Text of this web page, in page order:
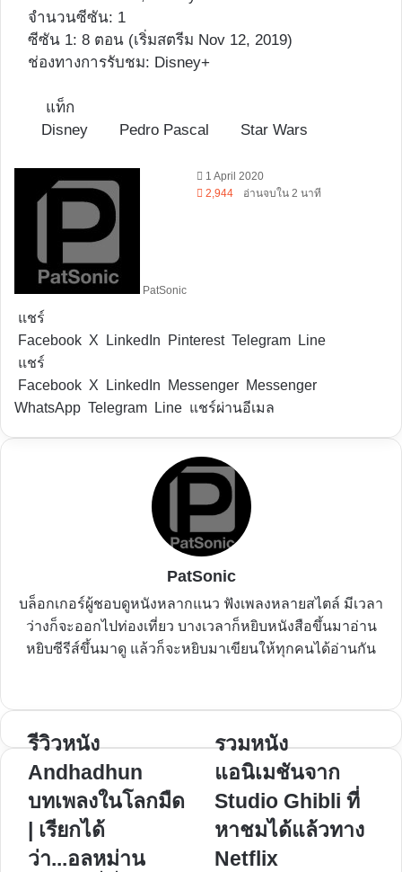
จำนวนซีซัน: 1
ซีซัน 1: 8 ตอน (เริ่มสตรีม Nov 12, 2019)
ช่องทางการรับชม: Disney+
แท็ก
Disney
Pedro Pascal Star Wars
PatSonic
Follow
on
1 April 2020
2,944
อ่านจบใน 2 นาที
แชร์
Facebook X LinkedIn Pinterest Telegram
Line
แชร์
Facebook X LinkedIn Messenger Messenger
WhatsApp Telegram Line แชร์ผ่านอีเมล
PatSonic
บล็อกเกอร์ผู้ชอบดูหนังหลากแนว ฟังเพลงหลายสไตล์ มีเวลา
ว่างก็จะออกไปท่องเที่ยว บางเวลาก็หยิบหนังสือขึ้นมาอ่าน
หยิบซีรีส์ขึ้นมาดู แล้วก็จะหยิบมาเขียนให้ทุกคนได้อ่านกัน
รีวิว
หนัง
Andhadhun
บทเพลง
ใน
โลก
รีวิวหนัง
Andhadhun
บทเพลงในโลกมืด
| เรียกได้
ว่า...อลหม่าน
รวม
แอนิเมชัน
จาก
Studio
Ghibli
รวมหนัง
แอนิเมชันจาก
Studio Ghibli ที่
หาชมได้แล้วทาง
Netflix